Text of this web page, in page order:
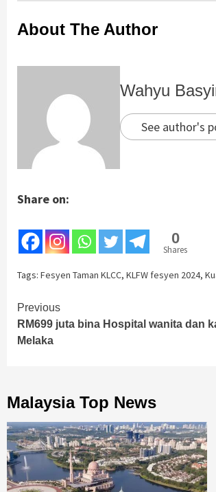
About The Author
Wahyu
See author's
Share on:
0
Shares
Tags: Fesyen Taman KLCC, KLFW fesyen 2024,
Continue
Reading
Previous
RM699 juta bina Hospital wanita dan
Melaka
Malaysia Top News